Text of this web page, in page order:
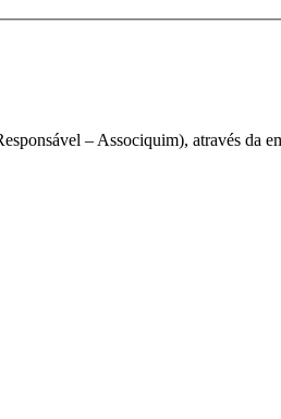
– Associquim), através da